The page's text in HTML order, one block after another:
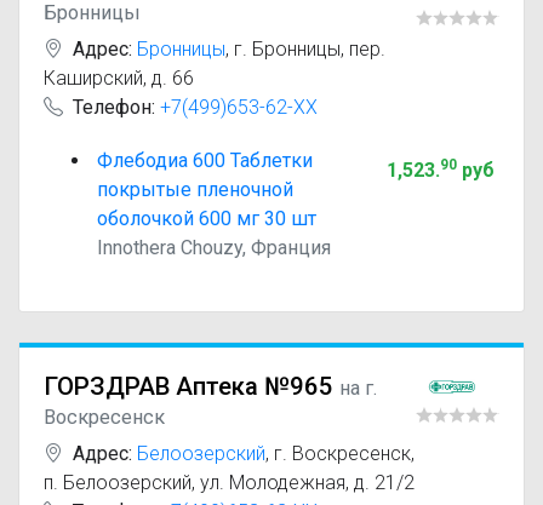
Бронницы
Адрес: Бронницы, г. Бронницы, пер.
Каширский, д. 66
Телефон: +7(499)653-62-XX
Флебодиа 600 Таблетки
покрытые пленочной
оболочкой 600 мг 30 шт
Innothera Chouzy, Франция
1,523.90руб
ГОРЗДРАВ Аптека №965 на г.
Воскресенск
Адрес: Белоозерский, г. Воскресенск,
п. Белоозерский, ул. Молодежная, д. 21/2